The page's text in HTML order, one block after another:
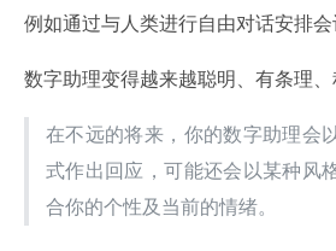
例如通过与人类进行自由对话安排会
数字助理变得越来越聪明、有条理、
在不远的将来，你的数字助理会
式作出回应，可能还会以某种风
合你的个性及当前的情绪。